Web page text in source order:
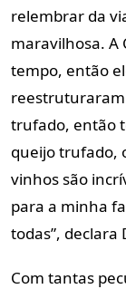
relembrar da
maravilhosa. A
tempo, então
trufado, então
queijo trufado,
vinhos são
para a minha
todas”, declara
Com tantas